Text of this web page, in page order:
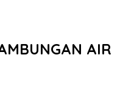
AIR